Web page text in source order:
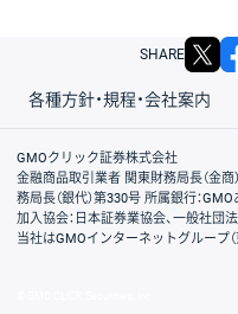
SHARE
各種方針・規程・会社案内
取引規程・約款
サイトマップ
その他のご案内
個人情報保護方針
最良執行方針
サイトのご利用について
ディスクレイマー
信託保全
リスク説明
会社案内
GMOクリック証券株式会社
金融商品取引業者 関東財務局長（金
務局長（銀代）第330号 所属銀行：
加入協会：日本証券業協会、一般社団
当社はGMOインターネットグループ